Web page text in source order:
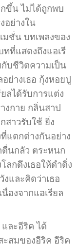
ขึ้น ไม่ได้ถูกพบ
อย่างใน
ชั่น บทเพลงของ
ทที่แสดงถึงแอเรี
บชีวิตความเป็น
ย่างเธอ กุ้งหอยปู
ลได้รับการแต่ง
งกาย กลิ่นสาป
สาวรับใช้ ยิ่ง
แตกต่างกันอย่าง
ตื่นกลัว ตระหนก
ลกดึงเธอให้ดำดิ่ง
งและคิดว่าเธอ
องจากแอเรียล
ะอีริค ได้
สมของอีริค อีริค